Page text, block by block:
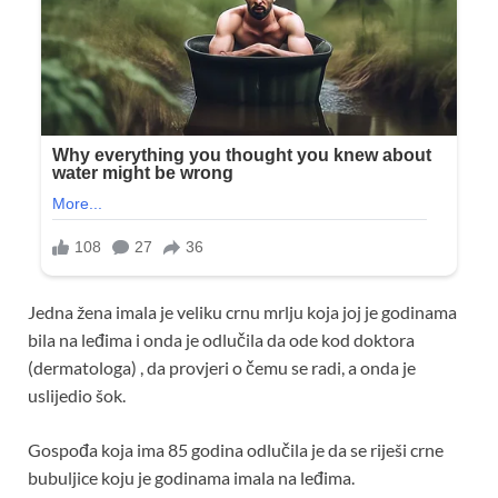
Jedna žena imala je veliku crnu mrlju koja joj je godinama
bila na leđima i onda je odlučila da ode kod doktora
(dermatologa) , da provjeri o čemu se radi, a onda je
uslijedio šok.
Gospođa koja ima 85 godina odlučila je da se riješi crne
bubuljice koju je godinama imala na leđima.